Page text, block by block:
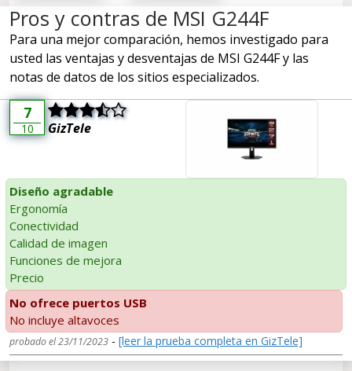
Pros y contras de MSI G244F
Para una mejor comparación, hemos investigado para
usted las ventajas y desventajas de MSI G244F y las
notas de datos de los sitios especializados.
7
10 GizTele
Diseño agradable
Ergonomía
Conectividad
Calidad de imagen
Funciones de mejora
Precio
No ofrece puertos USB
No incluye altavoces
probado el 23/11/2023 - [leer la prueba completa en GizTele]